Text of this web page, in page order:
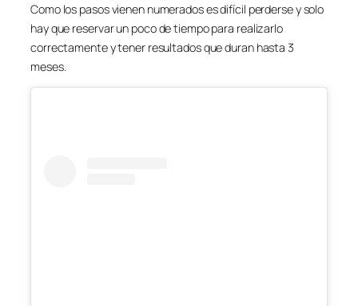
Como los pasos vienen numerados es difícil perderse y solo
hay que reservar un poco de tiempo para realizarlo
correctamente y tener resultados que duran hasta 3
meses.